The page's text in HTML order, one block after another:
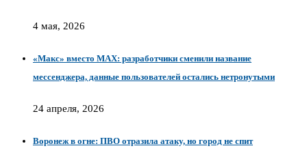
4 мая, 2026
«Макс» вместо MAX: разработчики сменили название
мессенджера, данные пользователей остались нетронутыми
24 апреля, 2026
Воронеж в огне: ПВО отразила атаку, но город не спит